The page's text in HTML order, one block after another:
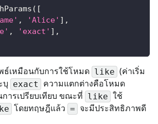
( [
, 'Alice' ] ,
, 'exact' ] ,
เหมือนกับการใช้โหมด like (ค่าเริ่ม
บุ exact ความแตกต่างคือโหมด
การเปรียบเทียบ ขณะที่ like ใช้
โดยทฤษฎีแล้ว = จะมีประสิทธิภาพดี